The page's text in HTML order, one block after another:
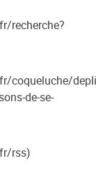
recherche?
coqueluche/
de-se-
rss)